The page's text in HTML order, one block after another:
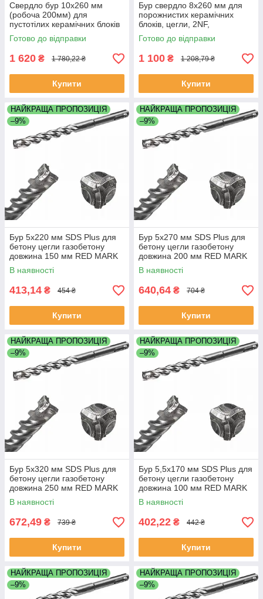
Свердло бур 10х260 мм
(робоча 200мм) для
пустотілих керамічних блоків
цегли 2NF Кератерм
Поротерм газобетону EJOT
Готово до відправки
1 620 ₴ 1 780,22 ₴
Купити
Бур свердло 8х260 мм для
порожнистих керамічних
блоків, цегли, 2NF,
керамзитобетону,
керамкомфорт
Готово до відправки
1 100 ₴ 1 208,79 ₴
Купити
НАЙКРАЩА ПРОПОЗИЦІЯ
–9%
Бур 5х220 мм SDS Plus для
бетону цегли газобетону
довжина 150 мм RED MARK
В наявності
413,14 ₴ 454 ₴
Купити
НАЙКРАЩА ПРОПОЗИЦІЯ
–9%
Бур 5х270 мм SDS Plus для
бетону цегли газобетону
довжина 200 мм RED MARK
В наявності
640,64 ₴ 704 ₴
Купити
НАЙКРАЩА ПРОПОЗИЦІЯ
–9%
Бур 5х320 мм SDS Plus для
бетону цегли газобетону
довжина 250 мм RED MARK
В наявності
672,49 ₴ 739 ₴
Купити
НАЙКРАЩА ПРОПОЗИЦІЯ
–9%
Бур 5,5х170 мм SDS Plus для
бетону цегли газобетону
довжина 100 мм RED MARK
В наявності
402,22 ₴ 442 ₴
Купити
НАЙКРАЩА ПРОПОЗИЦІЯ
–9%
НАЙКРАЩА ПРОПОЗИЦІЯ
–9%